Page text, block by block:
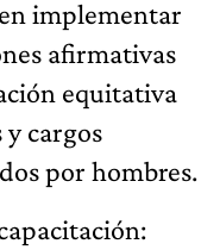
implementar
afirmativas
equitativa
y cargos
por hombres.